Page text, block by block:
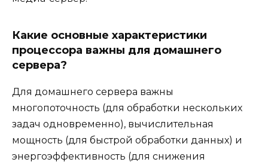
Какие основные характеристики
процессора важны для домашнего
сервера?
Для домашнего сервера важны
многопоточность (для обработки нескольких
задач одновременно), вычислительная
мощность (для быстрой обработки данных) и
энергоэффективность (для снижения